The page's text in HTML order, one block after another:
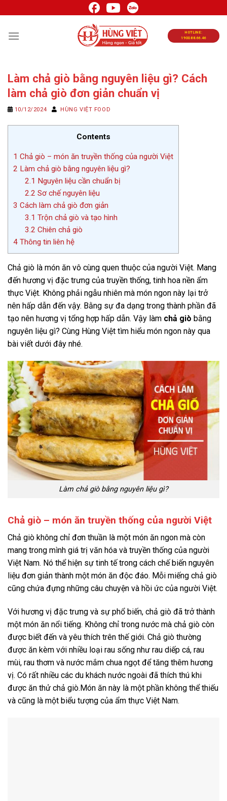
đến
nội
HOTLINE:
1900.88.66.46
Làm chả giò bằng nguyên liệu gì? Cách
làm chả giò đơn giản chuẩn vị
10/12/2024 HÙNG VIỆT FOOD
Contents
1 Chả giò – món ăn truyền thống của người Việt
2 Làm chả giò bằng nguyên liệu gì?
2.1 Nguyên liệu cần chuẩn bị
2.2 Sơ chế nguyên liệu
3 Cách làm chả giò đơn giản
3.1 Trộn chả giò và tạo hình
3.2 Chiên chả giò
4 Thông tin liên hệ
Chả giò là món ăn vô cùng quen thuộc của người Việt. Mang
đến hương vị đặc trưng của truyền thống, tinh hoa nền ẩm
thực Việt. Không phải ngẫu nhiên mà món ngon này lại trở
nên hấp dẫn đến vậy. Bằng sự đa dạng trong thành phần đã
tạo nên hương vị tổng hợp hấp dẫn. Vậy làm chả giò bằng
nguyên liệu gì? Cùng Hùng Việt tìm hiểu món ngon này qua
bài viết dưới đây nhé.
Làm chả giò bằng nguyên liệu gì?
Chả giò – món ăn truyền thống của người Việt
Chả giò không chỉ đơn thuần là một món ăn ngon mà còn
mang trong mình giá trị văn hóa và truyền thống của người
Việt Nam. Nó thể hiện sự tinh tế trong cách chế biến nguyên
liệu đơn giản thành một món ăn độc đáo. Mỗi miếng chả giò
cũng chứa đựng những câu chuyện và hồi ức của người Việt.
Với hương vị đặc trưng và sự phổ biến, chả giò đã trở thành
một món ăn nổi tiếng. Không chỉ trong nước mà chả giò còn
được biết đến và yêu thích trên thế giới. Chả giò thường
được ăn kèm với nhiều loại rau sống như rau diếp cá, rau
mùi, rau thơm và nước mắm chua ngọt để tăng thêm hương
vị. Có rất nhiều các du khách nước ngoài đã thích thú khi
được ăn thử chả giò.Món ăn này là một phần không thể thiếu
và cũng là một biểu tượng của ẩm thực Việt Nam.